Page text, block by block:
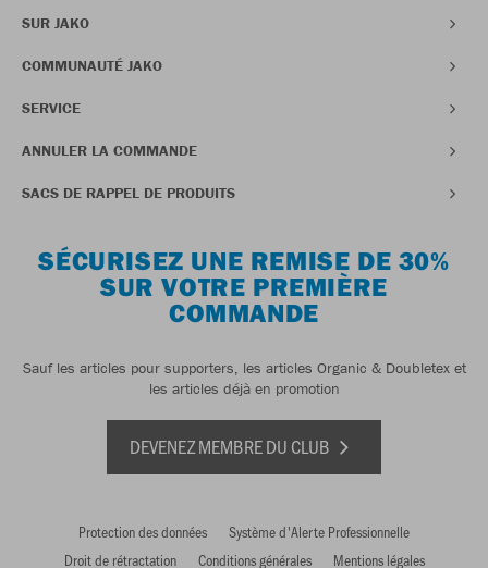
SUR JAKO
COMMUNAUTÉ JAKO
SERVICE
ANNULER LA COMMANDE
SACS DE RAPPEL DE PRODUITS
SÉCURISEZ UNE REMISE DE 30%
SUR VOTRE PREMIÈRE
COMMANDE
Sauf les articles pour supporters, les articles Organic & Doubletex et
les articles déjà en promotion
DEVENEZ MEMBRE DU CLUB
Protection des données
Système d'Alerte Professionnelle
Droit de rétractation
Conditions générales Mentions légales